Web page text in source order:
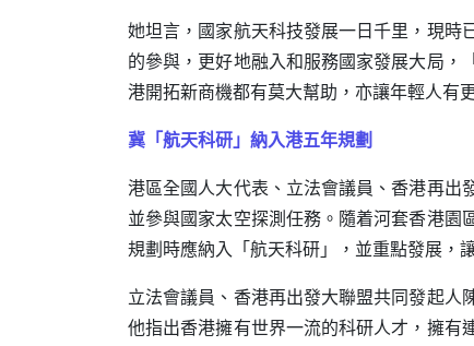
她坦言，國家航天科技發展一日千里，現時
的參與，更好地融入和服務國家發展大局
港開拓新商機都有莫大幫助，亦讓年輕人有
冀「航天科研」納入港五年規劃
港區全國人大代表、立法會議員、香港再出
並參與國家太空探測任務。隨着河套香港
規劃時應納入「航天科研」，並重點發展，
立法會議員、香港再出發大聯盟共同發起人
他指出香港擁有世界一流的科研人才，擁有